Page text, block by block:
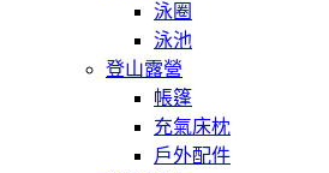
泳圈
泳池
登山露營
帳篷
充氣床枕
戶外配件